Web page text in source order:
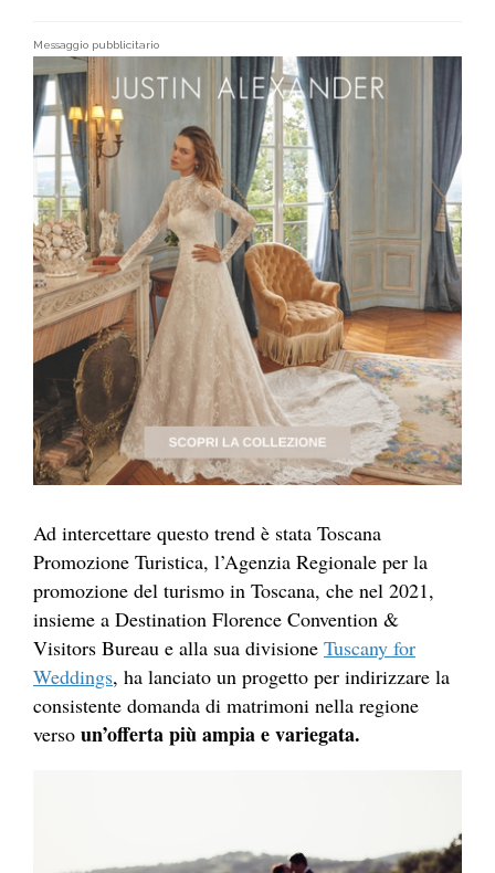
Messaggio pubblicitario
Ad intercettare questo trend è stata Toscana
Promozione Turistica, l’Agenzia Regionale per la
promozione del turismo in Toscana, che nel 2021,
insieme a Destination Florence Convention &
Visitors Bureau e alla sua divisione Tuscany for
Weddings, ha lanciato un progetto per indirizzare la
consistente domanda di matrimoni nella regione
verso un’offerta più ampia e variegata.